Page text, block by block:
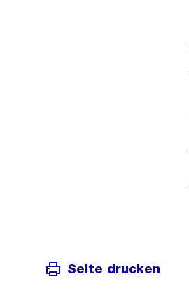
Seite drucken